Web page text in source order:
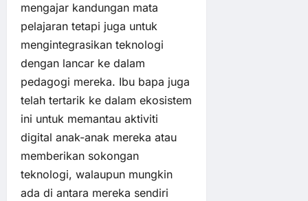
mengajar kandungan mata
pelajaran tetapi juga untuk
mengintegrasikan teknologi
dengan lancar ke dalam
pedagogi mereka. Ibu bapa juga
telah tertarik ke dalam ekosistem
ini untuk memantau aktiviti
digital anak-anak mereka atau
memberikan sokongan
teknologi, walaupun mungkin
ada di antara mereka sendiri